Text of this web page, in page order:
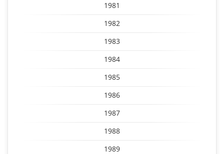
1981
1982
1983
1984
1985
1986
1987
1988
1989